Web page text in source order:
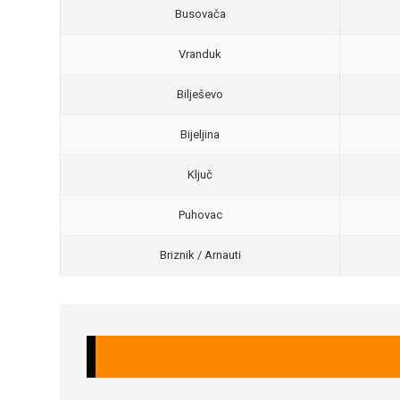
Busovača
Vranduk
Bilješevo
Bijeljina
Ključ
Puhovac
Briznik / Arnauti